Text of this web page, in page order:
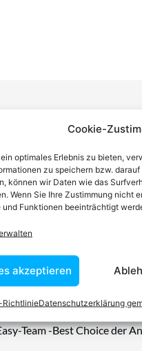
Cookie-
ein optimales Erlebnis zu bieten,
zu speichern bzw.
können wir Daten wie das
Wenn Sie Ihre Zustimmung nicht
und Funktionen beeinträchtigt
akzeptieren
RichtlinieDatenschutzerklärung
Anwalt
spezialisiert
ist dafür da, über
im Bereich der
kennt er alle relevanten
Team -Best Choice der